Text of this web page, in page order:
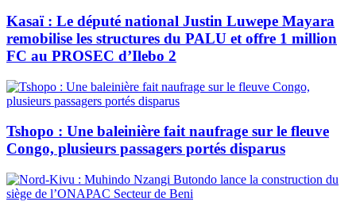
Kasaï : Le député national Justin Luwepe Mayara
remobilise les structures du PALU et offre 1 million
FC au PROSEC d’Ilebo 2
Tshopo : Une baleinière fait naufrage sur le fleuve
Congo, plusieurs passagers portés disparus